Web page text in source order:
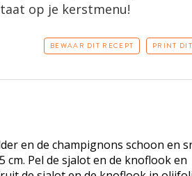
op je kerstmenu!
BEWAAR DIT RECEPT PRINT
en de champignons schoon en
cm. Pel de sjalot en de knoflook en